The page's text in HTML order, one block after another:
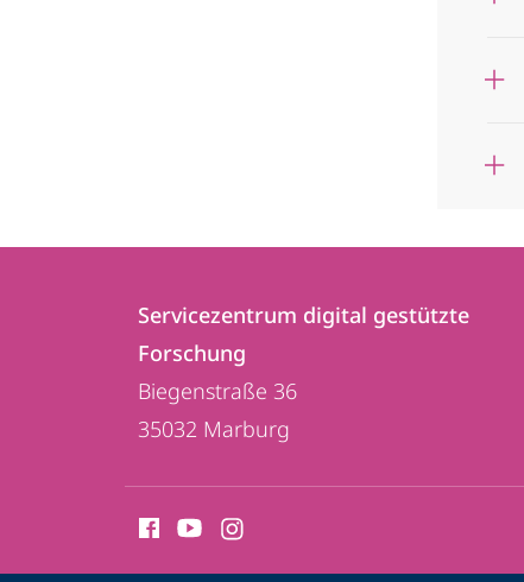
Informationen
Kontaktinformationen
Servicezentrum
digital
gestützte
Servicezentrum digital gestützte
Forschung
Biegenstraße 36
35032 Marburg
Media